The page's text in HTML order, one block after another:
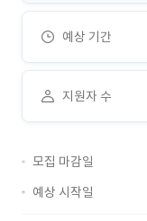
예상 기간
지원자 수
모집 마감일
예상 시작일